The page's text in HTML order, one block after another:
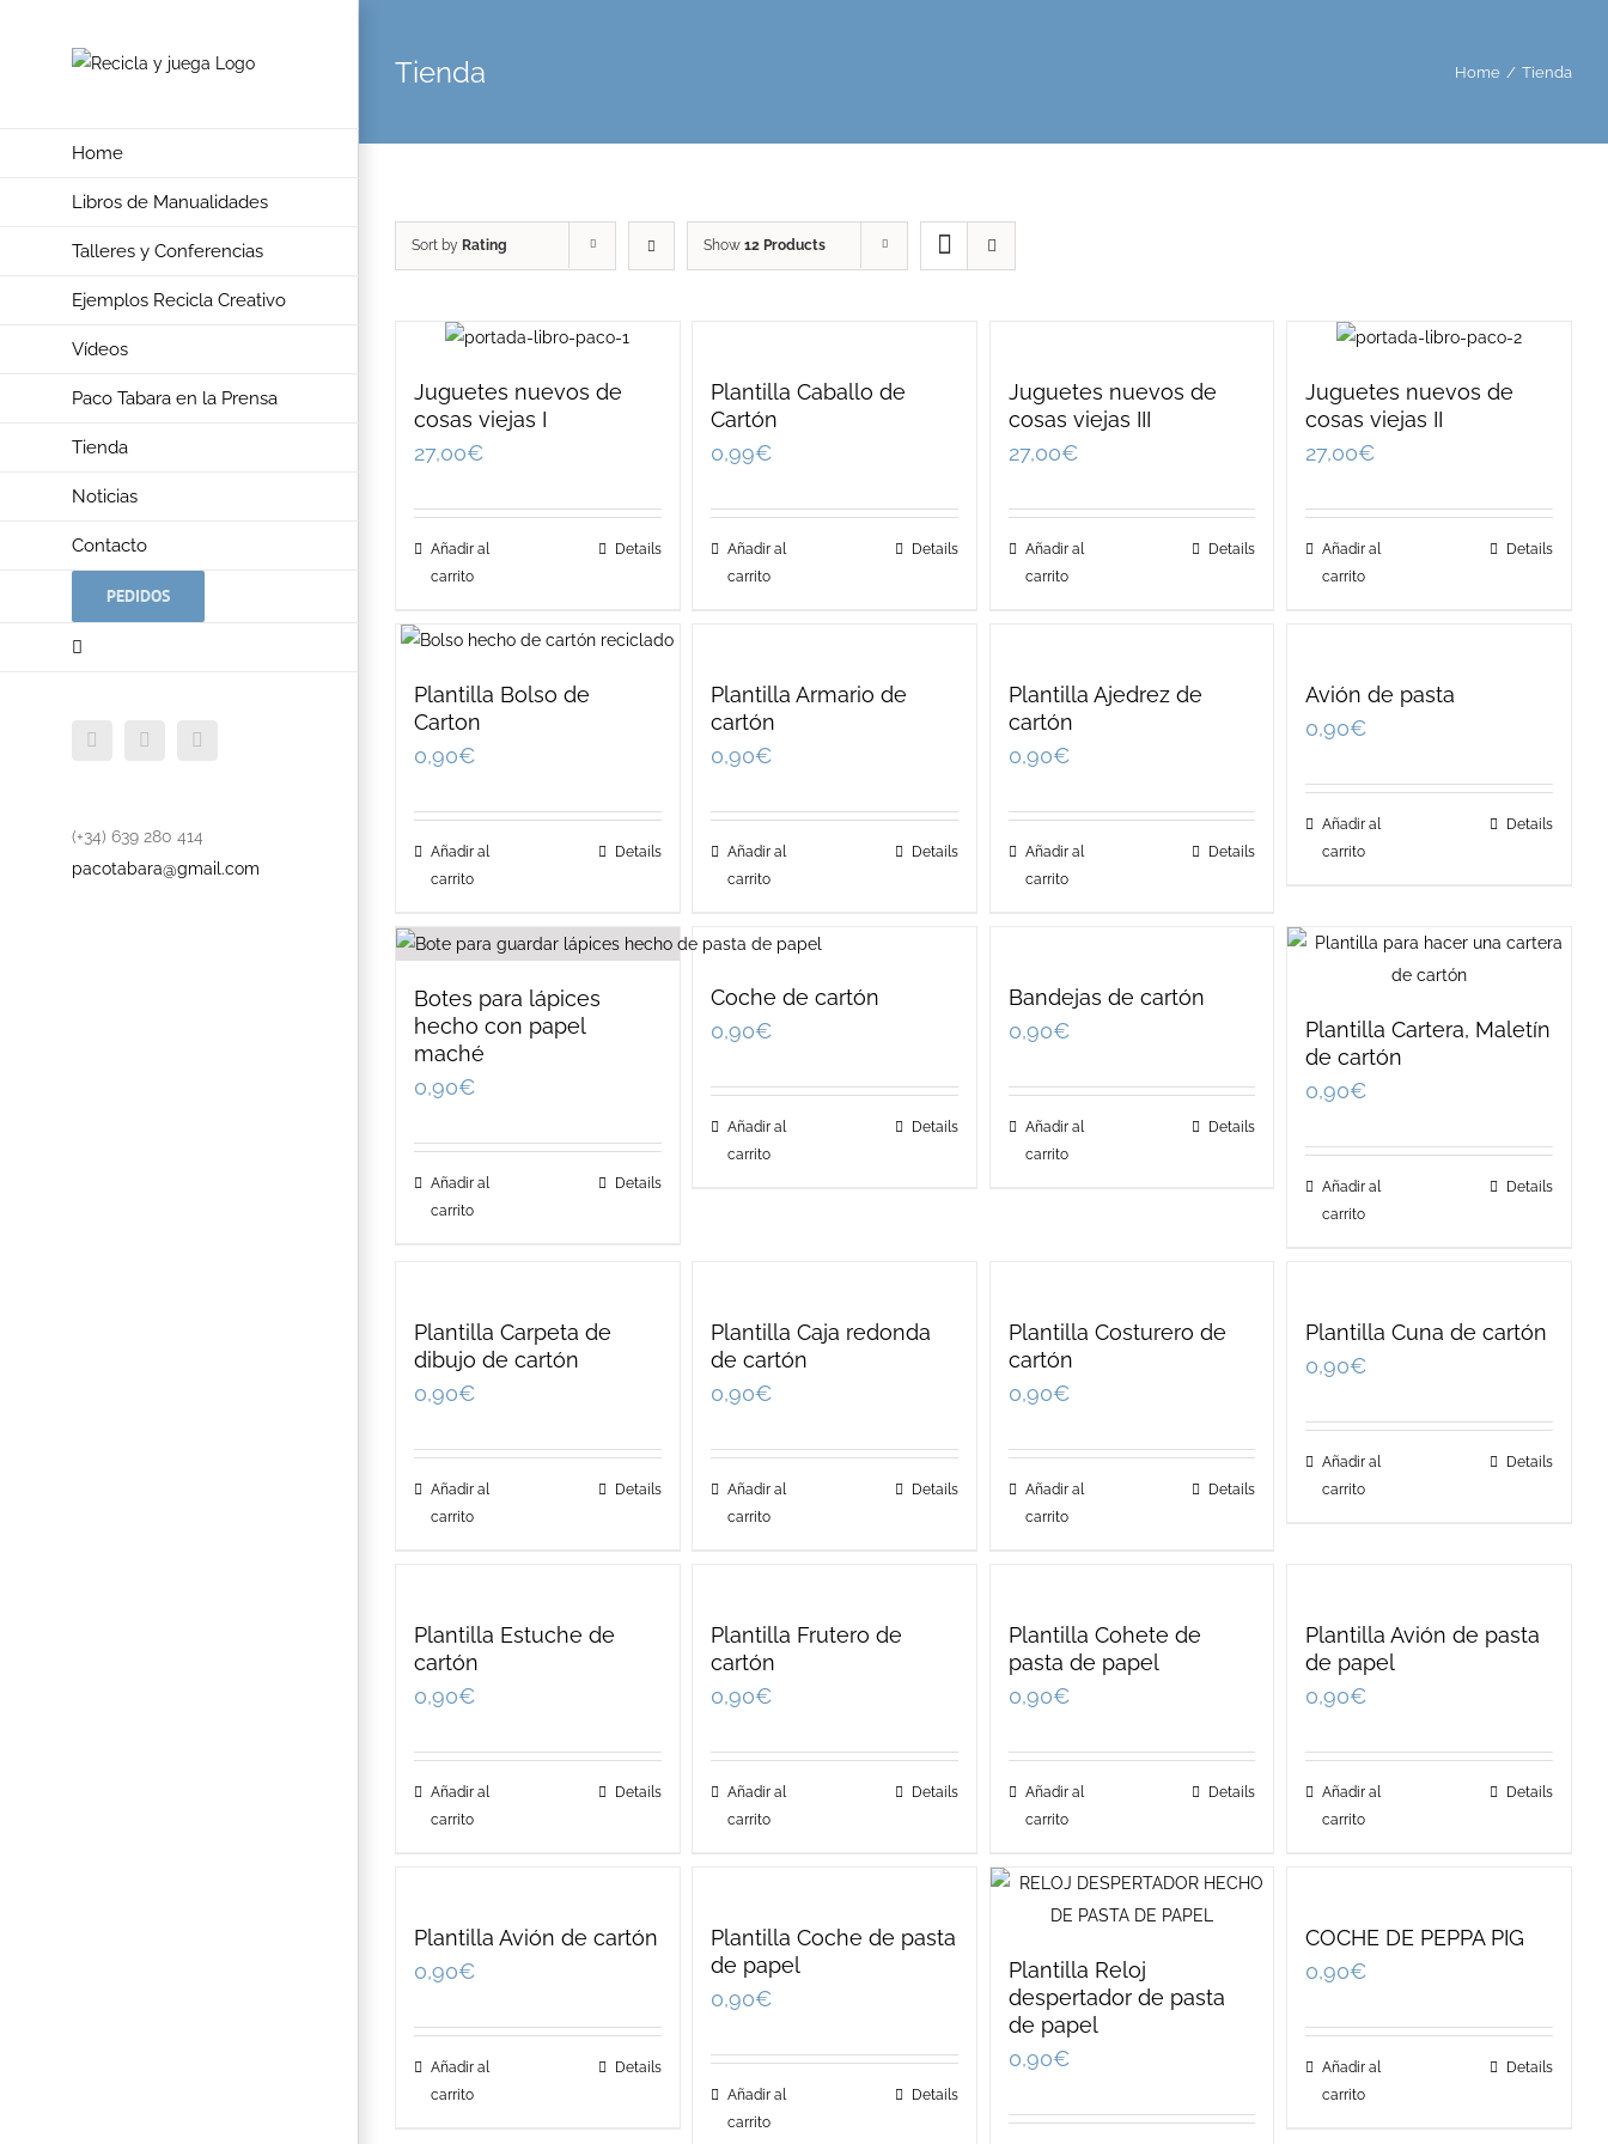
Home
Libros de Manualidades
Talleres y Conferencias
Ejemplos Recicla Creativo
Vídeos
Paco Tabara en la Prensa
Tienda
Noticias
Contacto
PEDIDOS
FacebookTwitter
(+34) 639 280 414
pacotabara@gmail.com
Tienda Home / Tienda
Sort by Rating Show 12 Products
Juguetes nuevos de
cosas viejas I
27,00€
Añadir al
carrito
Details
Plantilla Caballo de
Cartón
0,99€
Añadir al
carrito
Details
Juguetes nuevos de
cosas viejas III
27,00€
Añadir al
carrito
Details
Juguetes nuevos de
cosas viejas II
27,00€
Añadir al
carrito
Details
Plantilla Bolso de
Carton
0,90€
Añadir al
carrito
Details
Plantilla Armario de
cartón
0,90€
Añadir al
carrito
Details
Plantilla Ajedrez de
cartón
0,90€
Añadir al
carrito
Details
Avión de pasta
0,90€
Añadir al
carrito
Details
Botes para lápices
hecho con papel
maché
0,90€
Añadir al
carrito
Details
Coche de cartón
0,90€
Añadir al
carrito
Details
Bandejas de cartón
0,90€
Añadir al
carrito
Details
Plantilla Cartera, Maletín
de cartón
0,90€
Añadir al
carrito
Details
Plantilla Carpeta de
dibujo de cartón
0,90€
Añadir al
carrito
Details
Plantilla Caja redonda
de cartón
0,90€
Añadir al
carrito
Details
Plantilla Costurero de
cartón
0,90€
Añadir al
carrito
Details
Plantilla Cuna de cartón
0,90€
Añadir al
carrito
Details
Plantilla Estuche de
cartón
0,90€
Añadir al
carrito
Details
Plantilla Frutero de
cartón
0,90€
Añadir al
carrito
Details
Plantilla Cohete de
pasta de papel
0,90€
Añadir al
carrito
Details
Plantilla Avión de pasta
de papel
0,90€
Añadir al
carrito
Details
Plantilla Avión de cartón
0,90€
Añadir al
carrito
Details
Plantilla Coche de pasta
de papel
0,90€
Añadir al
carrito
Details
Plantilla Reloj
despertador de pasta
de papel
0,90€
COCHE DE PEPPA PIG
0,90€
Añadir al
carrito
Details